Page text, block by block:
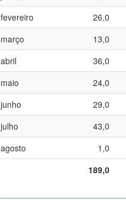
fevereiro
26,0
março
13,0
abril
36,0
maio
24,0
junho
29,0
julho
43,0
agosto
1,0
189,0